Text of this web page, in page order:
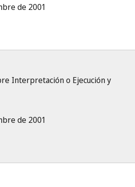
de 2001
Interpretación o Ejecución y
de 2001